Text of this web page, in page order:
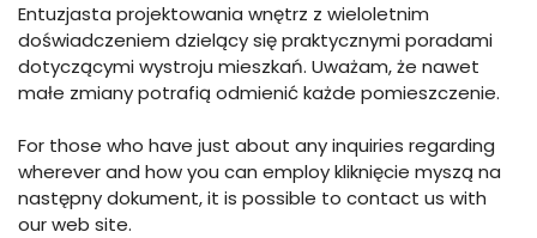
Entuzjasta projektowania wnętrz z wieloletnim
doświadczeniem dzielący się praktycznymi poradami
dotyczącymi wystroju mieszkań. Uważam, że nawet
małe zmiany potrafią odmienić każde pomieszczenie.
For those who have just about any inquiries regarding
wherever and how you can employ kliknięcie myszą na
następny dokument, it is possible to contact us with
our web site.